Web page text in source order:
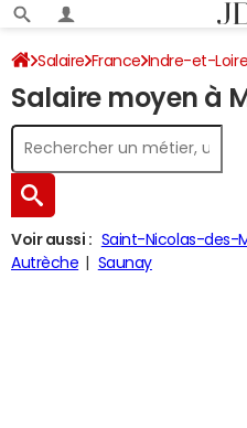
Salaire France Indre-et-Loire
Salaire moyen à
Voir aussi : Saint-Nicolas-des-
Autrèche
Saunay